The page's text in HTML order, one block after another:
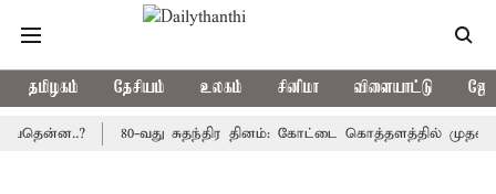
தமிழகம் தேசியம் உலகம் சினிமா விளையாட்டு
80-வது சுதந்திர தினம்: கோட்டை கொத்தளத்தில் முதல்